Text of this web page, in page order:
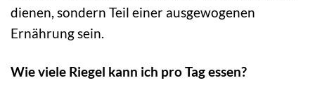
dienen, sondern Teil einer ausgewogenen
Ernährung sein.
Wie viele Riegel kann ich pro Tag essen?